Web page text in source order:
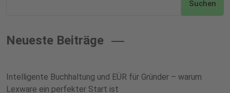
Suchen
Neueste Beiträge
Intelligente Buchhaltung und EÜR für Gründer – warum
Lexware ein perfekter Start ist